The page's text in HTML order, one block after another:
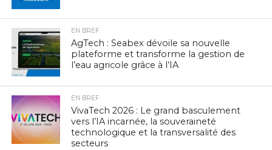
EN BREF
AgTech : Seabex dévoile sa nouvelle
plateforme et transforme la gestion de
l’eau agricole grâce à l’IA
EN BREF
VivaTech 2026 : Le grand basculement
vers l’IA incarnée, la souveraineté
technologique et la transversalité des
secteurs